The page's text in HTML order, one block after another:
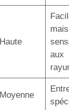
Haute
mais
aux
Moyenne